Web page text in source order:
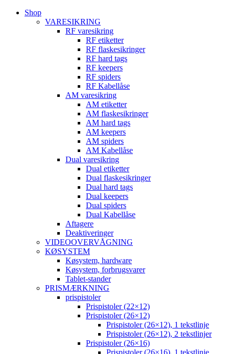
Shop
VARESIKRING
RF varesikring
RF etiketter
RF flaskesikringer
RF hard tags
RF keepers
RF spiders
RF Kabellåse
AM varesikring
AM etiketter
AM flaskesikringer
AM hard tags
AM keepers
AM spiders
AM Kabellåse
Dual varesikring
Dual etiketter
Dual flaskesikringer
Dual hard tags
Dual keepers
Dual spiders
Dual Kabellåse
Aftagere
Deaktiveringer
VIDEOOVERVÅGNING
KØSYSTEM
Køsystem, hardware
Køsystem, forbrugsvarer
Tablet-stander
PRISMÆRKNING
prispistoler
Prispistoler (22×12)
Prispistoler (26×12)
Prispistoler (26×12), 1 tekstlinje
Prispistoler (26×12), 2 tekstlinjer
Prispistoler (26×16)
Prispistoler (26×16), 1 tekstlinje